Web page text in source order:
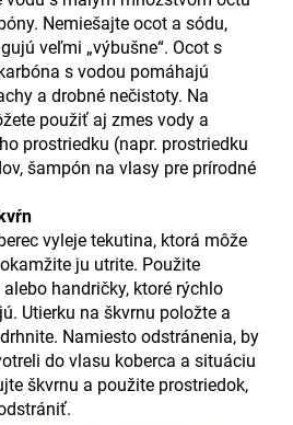
Nemiešajte ocot a sódu,
veľmi „výbušne“. Ocot s
s vodou pomáhajú
a drobné nečistoty. Na
použiť aj zmes vody a
prostriedku (napr. prostriedku
šampón na vlasy pre prírodné
vyleje tekutina, ktorá môže
ju utrite. Použite
handričky, ktoré rýchlo
Utierku na škvrnu položte a
Namiesto odstránenia, by
do vlasu koberca a situáciu
škvrnu a použite prostriedok,